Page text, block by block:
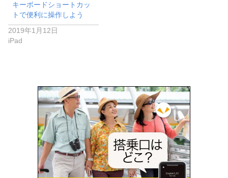
キーボードショートカッ
トで便利に操作しよう
2019年1月12日
iPad